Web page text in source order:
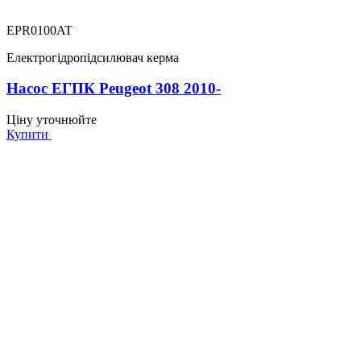
EPR0100AT
Електрогідропідсилювач керма
Насос ЕГПК Peugeot 308 2010-
Ціну уточнюйте
Купити